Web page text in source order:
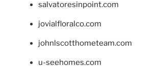
salvatoresinpoint.com
jovialfloralco.com
johnlscotthometeam.com
u-seehomes.com